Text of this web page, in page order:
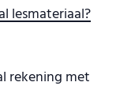
lesmateriaal?
rekening met